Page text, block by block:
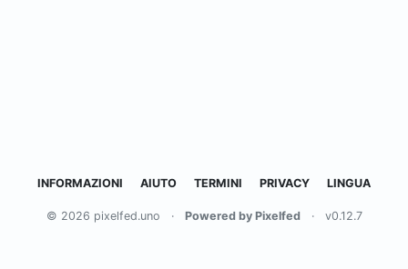
INFORMAZIONI AIUTO TERMINI PRIVACY LINGUA
© 2026 pixelfed.uno · Powered by Pixelfed · v0.12.7